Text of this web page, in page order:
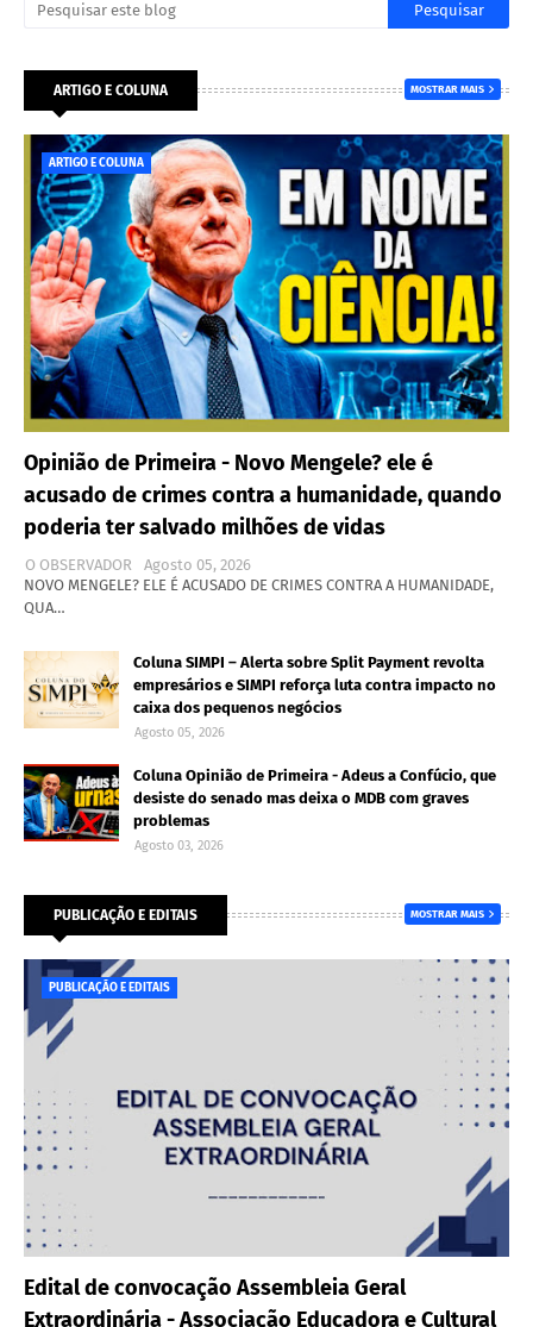
ARTIGO E COLUNA MOSTRAR MAIS
ARTIGO E COLUNA
Opinião de Primeira - Novo Mengele? ele é
acusado de crimes contra a humanidade, quando
poderia ter salvado milhões de vidas
O OBSERVADOR
Agosto 05, 2026
NOVO MENGELE? ELE É ACUSADO DE CRIMES CONTRA A HUMANIDADE,
QUA…
Coluna SIMPI – Alerta sobre Split Payment revolta
empresários e SIMPI reforça luta contra impacto no
caixa dos pequenos negócios
Agosto 05, 2026
Coluna Opinião de Primeira - Adeus a Confúcio, que
desiste do senado mas deixa o MDB com graves
problemas
Agosto 03, 2026
PUBLICAÇÃO E EDITAIS MOSTRAR MAIS
PUBLICAÇÃO E EDITAIS
Edital de convocação Assembleia Geral
Extraordinária - Associação Educadora e Cultural